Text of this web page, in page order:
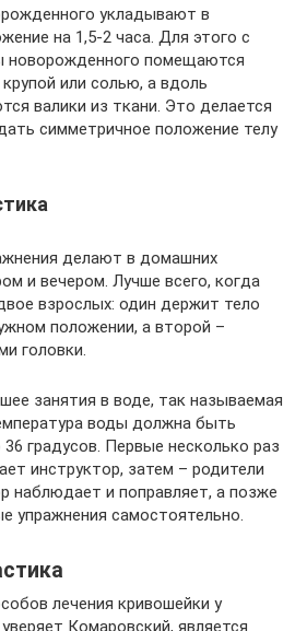
укладывают в
на 1,5-2 часа. Для этого с
новорожденного помещаются
или солью, а вдоль
валики из ткани. Это делается
симметричное положение телу
делают в домашних
и вечером. Лучше всего, когда
взрослых: один держит тело
положении, а второй –
головки.
занятия в воде, так называемая
воды должна быть
градусов. Первые несколько раз
инструктор, затем – родители
наблюдает и поправляет, а позже
упражнения самостоятельно.
лечения кривошейки у
Комаровский, является